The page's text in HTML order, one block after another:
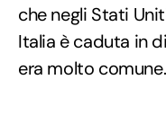
che negli Stati
Italia è caduta in
era molto comune.